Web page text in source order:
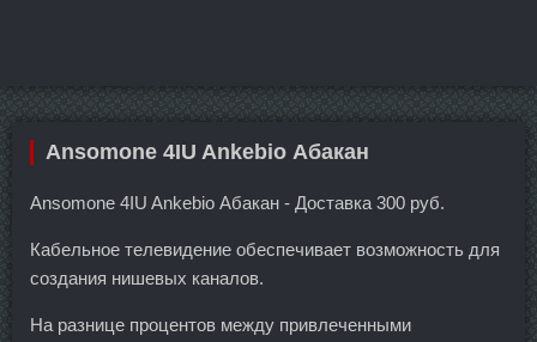
Ansomone 4IU Ankebio Абакан
Ansomone 4IU Ankebio Абакан - Доставка 300 руб.
Кабельное телевидение обеспечивает возможность для
создания нишевых каналов.
На разнице процентов между привлеченными